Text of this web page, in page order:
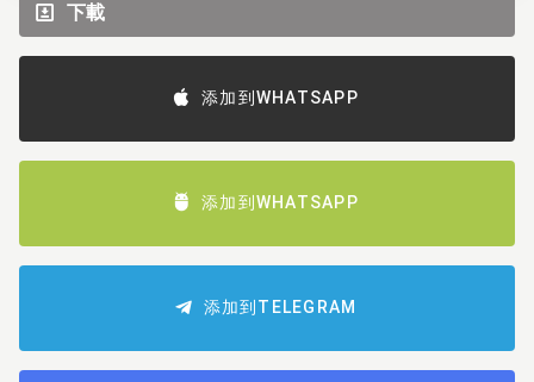
下載
添加到WHATSAPP
添加到WHATSAPP
添加到TELEGRAM